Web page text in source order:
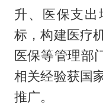
升、医保支出
标，构建医疗
医保等管理部
相关经验获国
推广。